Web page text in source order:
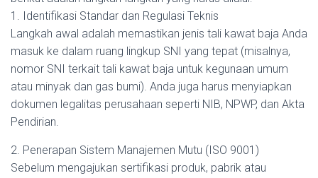
1. Identifikasi Standar dan Regulasi Teknis
Langkah awal adalah memastikan jenis tali kawat baja Anda
masuk ke dalam ruang lingkup SNI yang tepat (misalnya,
nomor SNI terkait tali kawat baja untuk kegunaan umum
atau minyak dan gas bumi). Anda juga harus menyiapkan
dokumen legalitas perusahaan seperti NIB, NPWP, dan Akta
Pendirian.
2. Penerapan Sistem Manajemen Mutu (ISO 9001)
Sebelum mengajukan sertifikasi produk, pabrik atau